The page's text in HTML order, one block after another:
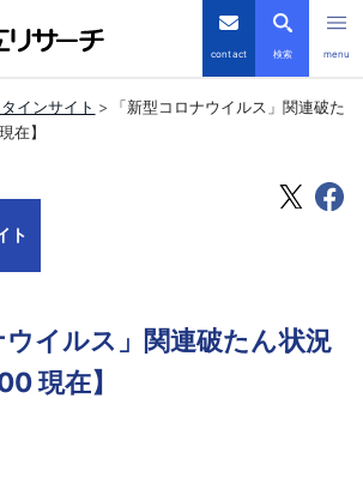
contact 検索 menu
倒産・注目企業情報
会社案内
インサイト
「新型コロナウイルス」関連破た
在】
ト
ウイルス」関連破たん状況
現在】